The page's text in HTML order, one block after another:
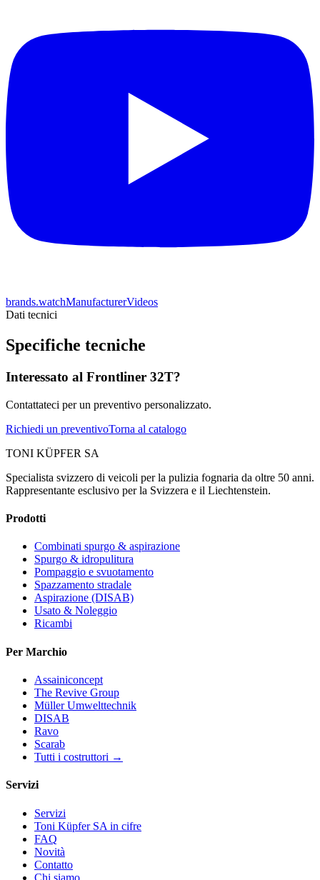
brands.watchManufacturerVideos
Dati tecnici
Specifiche tecniche
Interessato al Frontliner 32T?
Contattateci per un preventivo personalizzato.
Richiedi un preventivoTorna al catalogo
TONI KÜPFER SA
Specialista svizzero di veicoli per la pulizia fognaria da oltre 50 anni.
Rappresentante esclusivo per la Svizzera e il Liechtenstein.
Prodotti
Combinati spurgo & aspirazione
Spurgo & idropulitura
Pompaggio e svuotamento
Spazzamento stradale
Aspirazione (DISAB)
Usato & Noleggio
Ricambi
Per Marchio
Assainiconcept
The Revive Group
Müller Umwelttechnik
DISAB
Ravo
Scarab
Tutti i costruttori →
Servizi
Servizi
Toni Küpfer SA in cifre
FAQ
Novità
Contatto
Chi siamo